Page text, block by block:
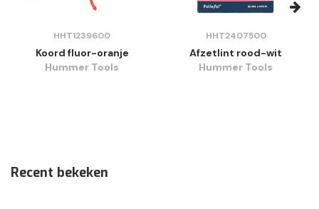
HHT1239600
Koord fluor-oranje
Hummer Tools
HHT2407500
Afzetlint rood-wit
Hummer Tools
Recent bekeken